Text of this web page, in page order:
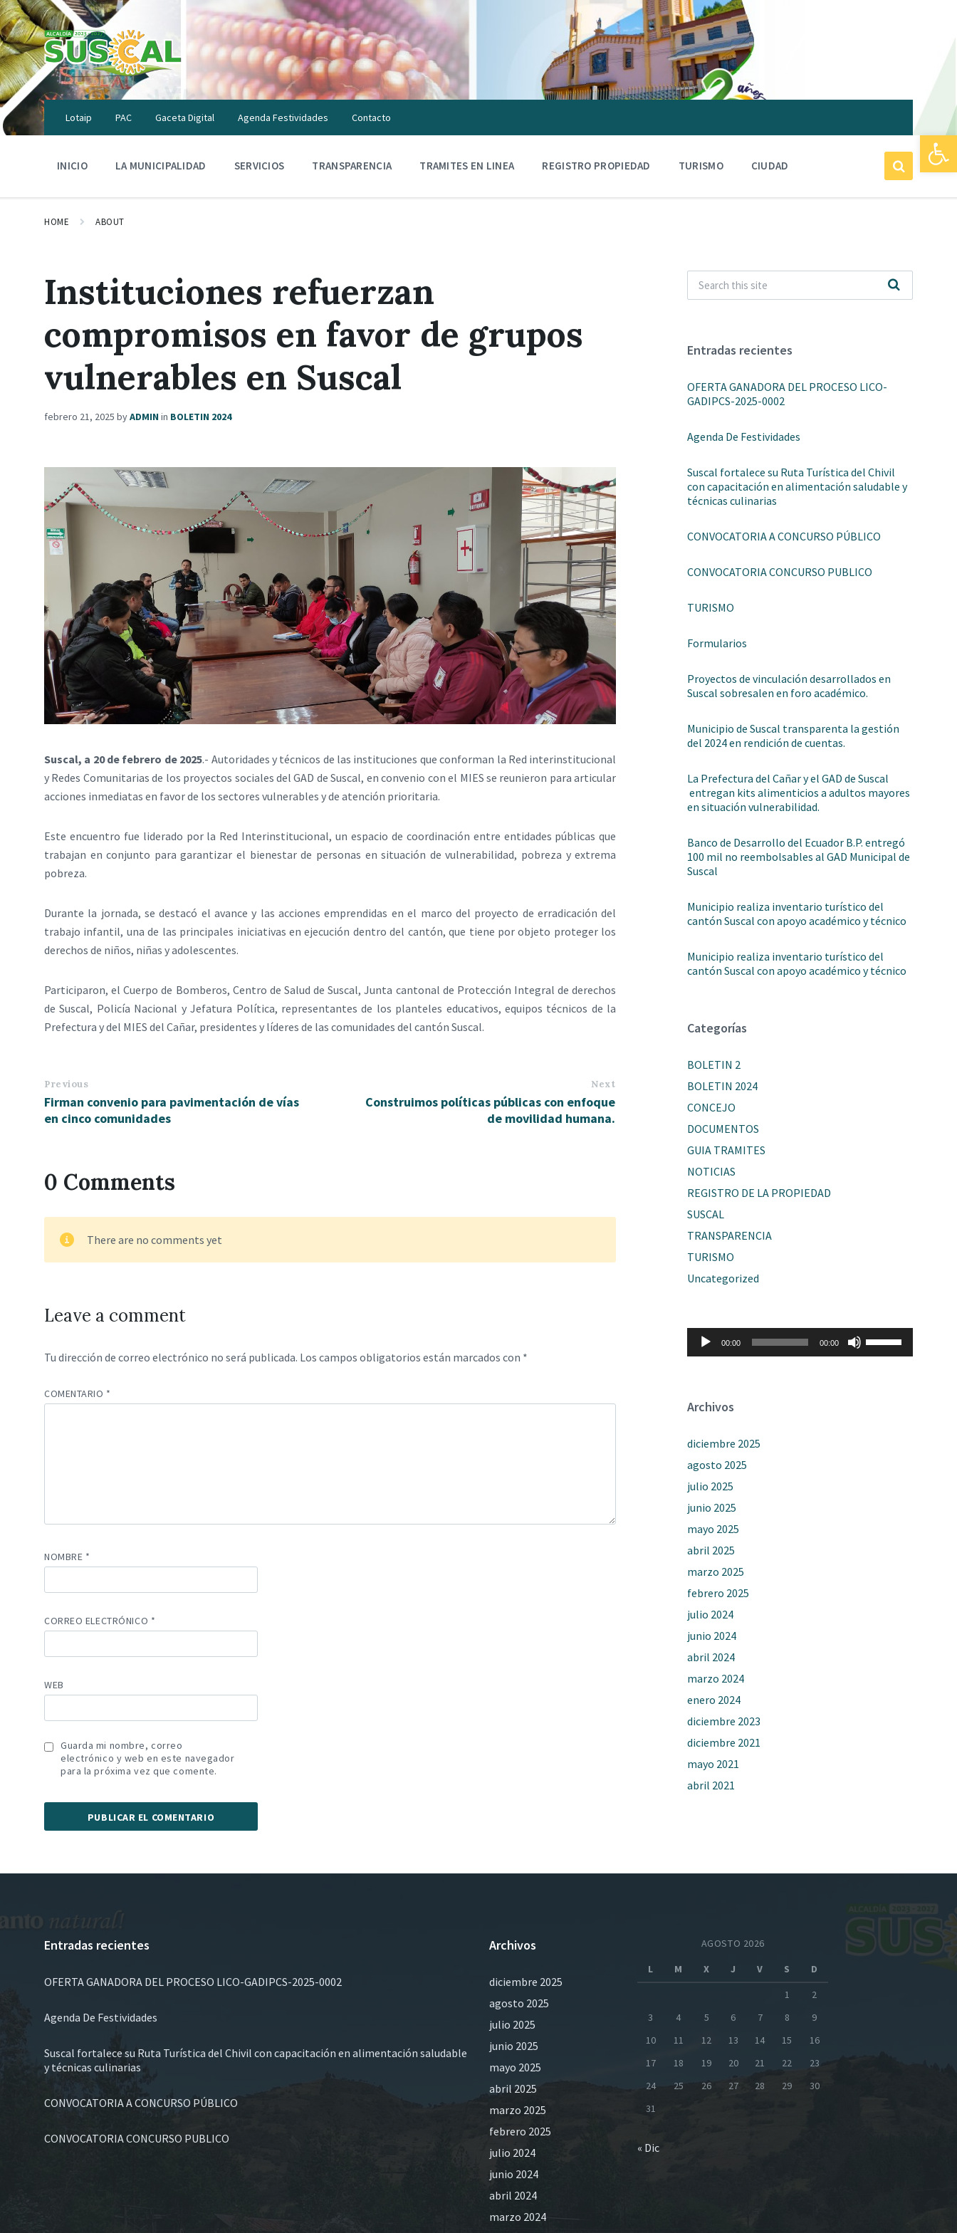
Abrir barra de herramientas
Skip
to
content
Skip
to
main
navigation
Skip
to
footer
Lotaip PAC Gaceta Digital Agenda Festividades Contacto
INICIO LA MUNICIPALIDAD SERVICIOS TRANSPARENCIA TRAMITES EN LINEA REGISTRO PROPIEDAD TURISMO CIUDAD
HOME ABOUT
Instituciones refuerzan
compromisos en favor de grupos
vulnerables en Suscal
febrero 21, 2025 byADMIN in BOLETIN 2024
Suscal, a 20 de febrero de 2025.- Autoridades y técnicos de las instituciones que conforman la Red interinstitucional
y Redes Comunitarias de los proyectos sociales del GAD de Suscal, en convenio con el MIES se reunieron para articular
acciones inmediatas en favor de los sectores vulnerables y de atención prioritaria.
Este encuentro fue liderado por la Red Interinstitucional, un espacio de coordinación entre entidades públicas que
trabajan en conjunto para garantizar el bienestar de personas en situación de vulnerabilidad, pobreza y extrema
pobreza.
Durante la jornada, se destacó el avance y las acciones emprendidas en el marco del proyecto de erradicación del
trabajo infantil, una de las principales iniciativas en ejecución dentro del cantón, que tiene por objeto proteger los
derechos de niños, niñas y adolescentes.
Participaron, el Cuerpo de Bomberos, Centro de Salud de Suscal, Junta cantonal de Protección Integral de derechos
de Suscal, Policía Nacional y Jefatura Política, representantes de los planteles educativos, equipos técnicos de la
Prefectura y del MIES del Cañar, presidentes y líderes de las comunidades del cantón Suscal.
Previous
Firman convenio para pavimentación de vías
en cinco comunidades
Next
Construimos políticas públicas con enfoque
de movilidad humana.
0 Comments
There are no comments yet
Leave a comment
Tu dirección de correo electrónico no será publicada. Los campos obligatorios están marcados con *
COMENTARIO *
NOMBRE *
CORREO ELECTRÓNICO *
WEB
Guarda mi nombre, correo
electrónico y web en este navegador
para la próxima vez que comente.
Entradas recientes
OFERTA GANADORA DEL PROCESO LICO-
GADIPCS-2025-0002
Agenda De Festividades
Suscal fortalece su Ruta Turística del Chivil
con capacitación en alimentación saludable y
técnicas culinarias
CONVOCATORIA A CONCURSO PÚBLICO
CONVOCATORIA CONCURSO PUBLICO
TURISMO
Formularios
Proyectos de vinculación desarrollados en
Suscal sobresalen en foro académico.
Municipio de Suscal transparenta la gestión
del 2024 en rendición de cuentas.
La Prefectura del Cañar y el GAD de Suscal
entregan kits alimenticios a adultos mayores
en situación vulnerabilidad.
Banco de Desarrollo del Ecuador B.P. entregó
100 mil no reembolsables al GAD Municipal de
Suscal
Municipio realiza inventario turístico del
cantón Suscal con apoyo académico y técnico
Municipio realiza inventario turístico del
cantón Suscal con apoyo académico y técnico
Categorías
BOLETIN 2
BOLETIN 2024
CONCEJO
DOCUMENTOS
GUIA TRAMITES
NOTICIAS
REGISTRO DE LA PROPIEDAD
SUSCAL
TRANSPARENCIA
TURISMO
Uncategorized
Reproductor
audio
00:00 00:00
las
teclas
Archivos
diciembre 2025
agosto 2025
julio 2025
junio 2025
mayo 2025
abril 2025
marzo 2025
febrero 2025
julio 2024
junio 2024
abril 2024
marzo 2024
enero 2024
diciembre 2023
diciembre 2021
mayo 2021
abril 2021
Entradas recientes
OFERTA GANADORA DEL PROCESO LICO-GADIPCS-2025-0002
Agenda De Festividades
Suscal fortalece su Ruta Turística del Chivil con capacitación en alimentación saludable
y técnicas culinarias
CONVOCATORIA A CONCURSO PÚBLICO
CONVOCATORIA CONCURSO PUBLICO
Archivos
diciembre 2025
agosto 2025
julio 2025
junio 2025
mayo 2025
abril 2025
marzo 2025
febrero 2025
julio 2024
junio 2024
abril 2024
marzo 2024
AGOSTO 2026
L
M X J V S
D
1
2
3
4 5 6 7 8
9
10
11 12 13 14 15
16
17
18 19 20 21 22
23
24
25 26 27 28 29
30
31
« Dic